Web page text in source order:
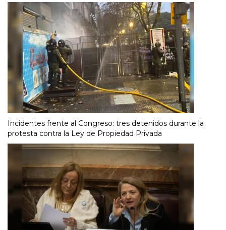
Incidentes frente al Congreso: tres detenidos durante la
protesta contra la Ley de Propiedad Privada